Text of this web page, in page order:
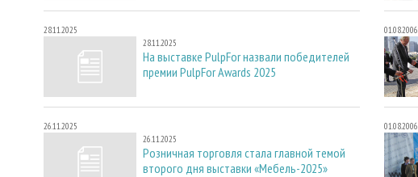
28.11.2025
28.11.2025
На выставке PulpFor назвали победителей
премии PulpFor Awards 2025
26.11.2025
26.11.2025
Розничная торговля стала главной темой
второго дня выставки «Мебель-2025»
01.08.2006
01.08.2006